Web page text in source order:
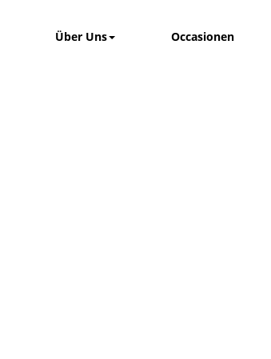
Über Uns Occasionen